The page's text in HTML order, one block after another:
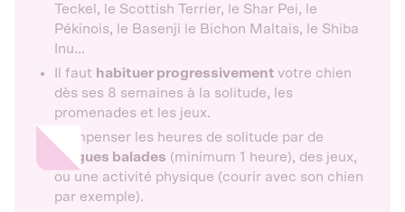
Teckel, le Scottish Terrier, le Shar Pei, le
Pékinois, le Basenji le Bichon Maltais, le Shiba
Inu...
Il faut habituer progressivement votre chien
dès ses 8 semaines à la solitude, les
promenades et les jeux.
Compenser les heures de solitude par de
longues balades (minimum 1 heure), des jeux,
ou une activité physique (courir avec son chien
par exemple).